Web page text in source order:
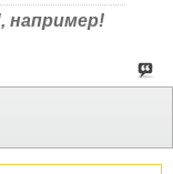
например!